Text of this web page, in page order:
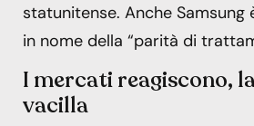
statunitense. Anche Samsung
in nome della “parità di
I mercati reagiscono,
vacilla